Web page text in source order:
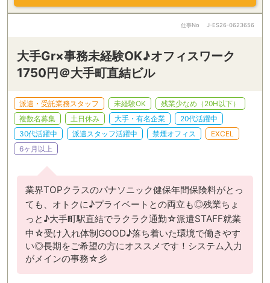
仕事No J-ES26-0623656
大手Gr×事務未経験OK♪オフィスワーク
1750円＠大手町直結ビル
派遣・受託業務スタッフ 未経験OK
残業少なめ（20H以下）
複数名募集
土日休み 大手・有名企業
20代活躍中
30代活躍中
派遣スタッフ活躍中 禁煙オフィス
EXCEL
6ヶ月以上
業界TOPクラスのパナソニック健保年間保険料がとっ
ても、オトクに♪プライベートとの両立も◎残業ちょ
っと♪大手町駅直結でラクラク通勤☆派遣STAFF就業
中☆受け入れ体制GOOD♪落ち着いた環境で働きやす
い◎長期をご希望の方にオススメです！システム入力
がメインの事務☆彡